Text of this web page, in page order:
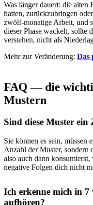
Was länger dauert: die alten
hatten, zurückzubringen
zwölf-monatige Arbeit, und
dieser Phase wackelt, sollte
verstehen, nicht als
Mehr zur Veränderung: Das
FAQ — die
Mustern
Sind diese Muster
Sie können es sein, müssen
Anzahl der Muster,
also auch dann
negative Folgen dich nicht
Ich erkenne mich in
aufhören?